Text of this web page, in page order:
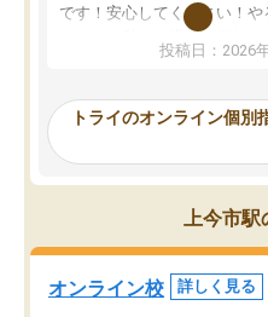
です！安心してください！や
ないのは私たち講師の責任で
ってくださり、確かに！と
ったんですが、学生の先生か
み、徐々に成績が上がったら
思っていました。何が今足り
を的確に指導いただき、子ど
くりするほど楽しんでやる気
塾を受けています。狙い通り
つ成績も上がり、苦手意識も
てきたので、さらに苦手な数
投稿日：2026
トライのオンライン個別
上今市
オンライン校 詳しく見る